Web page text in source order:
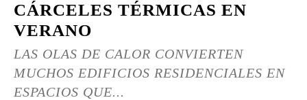
CÁRCELES TÉRMICAS EN
VERANO
LAS OLAS DE CALOR CONVIERTEN
MUCHOS EDIFICIOS RESIDENCIALES EN
ESPACIOS QUE...